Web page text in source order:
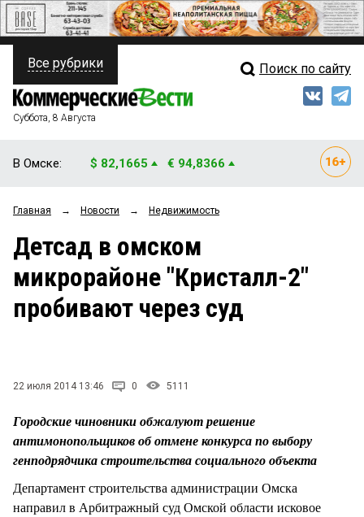
ПОЛИТИКА
ФИНАНСЫ
ОБЩЕСТВО
ЗАКОН
НОВОСТИ КОМПАНИЙ
Свежий выпуск
Мнения
Блоги
Архив
Все рубрики Поиск по сайту
Суббота, 8 Августа
В Омске: $ 82,1665 € 94,8366
Главная → Новости → Недвижимость
Детсад в омском
микрорайоне "Кристалл-2"
пробивают через суд
22 июля 2014 13:46 0 5111
Городские чиновники обжалуют решение
антимонопольщиков об отмене конкурса по выбору
генподрядчика строительства социального объекта
Департамент строительства администрации Омска
направил в Арбитражный суд Омской области исковое